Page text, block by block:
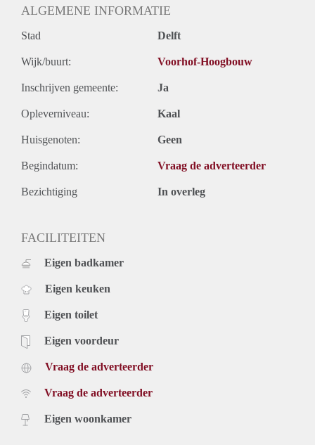
ALGEMENE INFORMATIE
Stad Delft
Wijk/buurt: Voorhof-Hoogbouw
Inschrijven gemeente: Ja
Opleverniveau: Kaal
Huisgenoten: Geen
Begindatum: Vraag de adverteerder
Bezichtiging In overleg
FACILITEITEN
Eigen badkamer
Eigen keuken
Eigen toilet
Eigen voordeur
Vraag de adverteerder
Vraag de adverteerder
Eigen woonkamer